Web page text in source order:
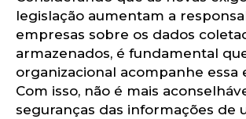
legislação aumentam a
empresas sobre os dados
armazenados, é fundamental
organizacional acompanhe essa
Com isso, não é mais
seguranças das informações de